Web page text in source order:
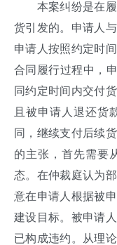
本案纠纷是在履
货引发的。申请人
申请人按照约定时
合同履行过程中，
同约定时间内交付
且被申请人退还货
同，继续支付后续
的主张，首先需要
态。在仲裁庭认为
意在申请人根据被
建设目标。被申请
已构成违约。从理